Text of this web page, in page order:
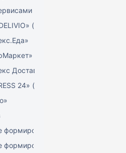
доставки
(Беларусь)
Доставка»
24» (Узбекистан)
формирование акта расценки для
формирование документов